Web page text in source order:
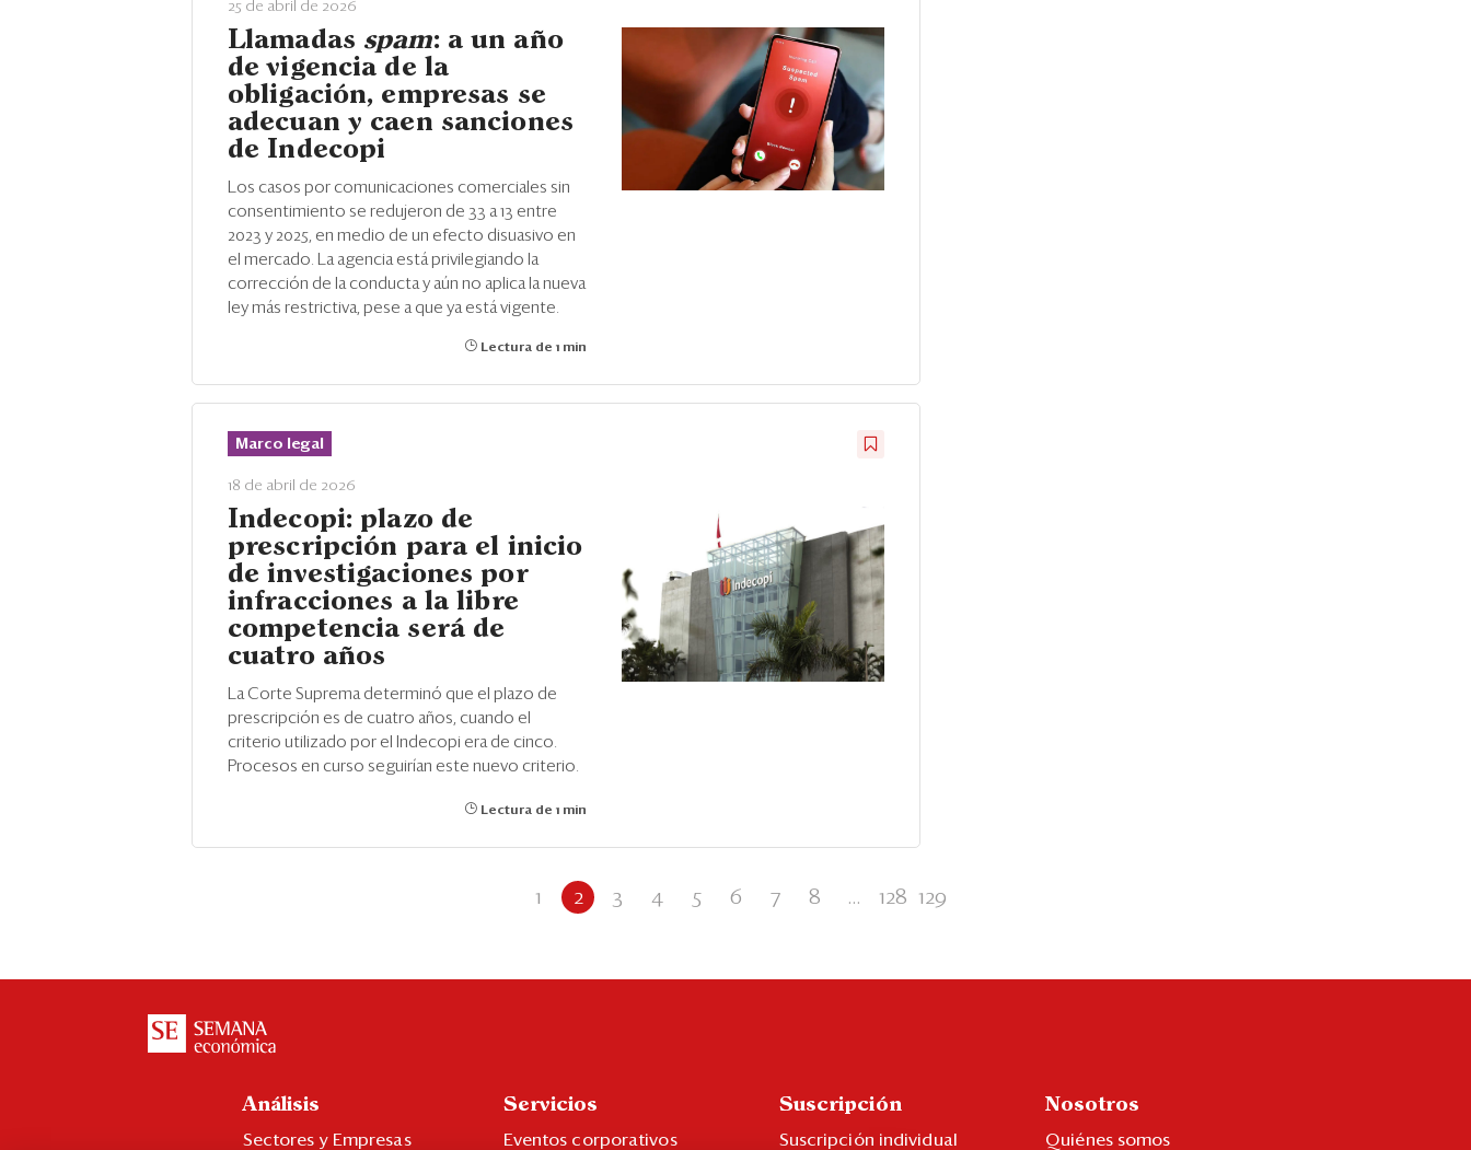
25 de abril de 2026
Llamadas spam: a un año
de vigencia de la
obligación, empresas se
adecuan y caen sanciones
de Indecopi
Los casos por comunicaciones comerciales sin
consentimiento se redujeron de 33 a 13 entre
2023 y 2025, en medio de un efecto disuasivo en
el mercado. La agencia está privilegiando la
corrección de la conducta y aún no aplica la nueva
ley más restrictiva, pese a que ya está vigente.
Lectura de 1 min
Marco legal
18 de abril de 2026
Indecopi: plazo de
prescripción para el inicio
de investigaciones por
infracciones a la libre
competencia será de
cuatro años
La Corte Suprema determinó que el plazo de
prescripción es de cuatro años, cuando el
criterio utilizado por el Indecopi era de cinco.
Procesos en curso seguirían este nuevo criterio.
Lectura de 1 min
1 2 3 4 5 6 7 8 ... 128 129
Análisis
Sectores y Empresas
Servicios
Eventos corporativos
Suscripción
Suscripción individual
Nosotros
Quiénes somos